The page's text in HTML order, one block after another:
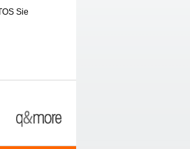
Sie